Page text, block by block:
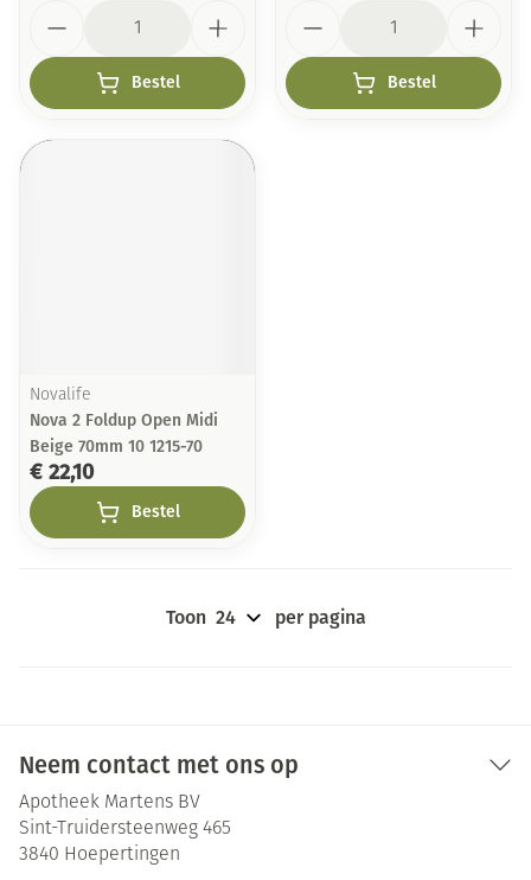
Bestel Bestel
Novalife
Nova 2 Foldup Open Midi
Beige 70mm 10 1215-70
€ 22,10
Bestel
Toon per pagina
Neem contact met ons op
Apotheek Martens BV
Sint-Truidersteenweg 465
3840 Hoepertingen